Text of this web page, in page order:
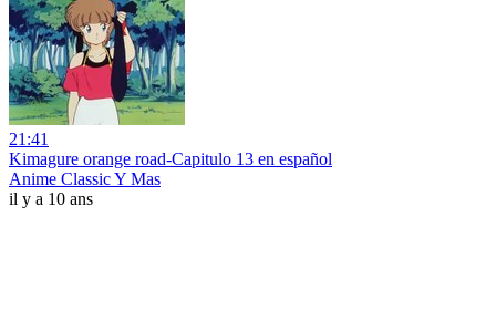
21:41
Kimagure orange road-Capitulo 13 en español
Anime Classic Y Mas
il y a 10 ans